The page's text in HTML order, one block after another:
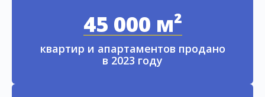
45 000 м²
квартир и апартаментов продано
в 2023 году